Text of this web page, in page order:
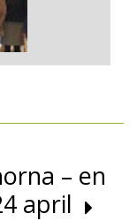
– en
april